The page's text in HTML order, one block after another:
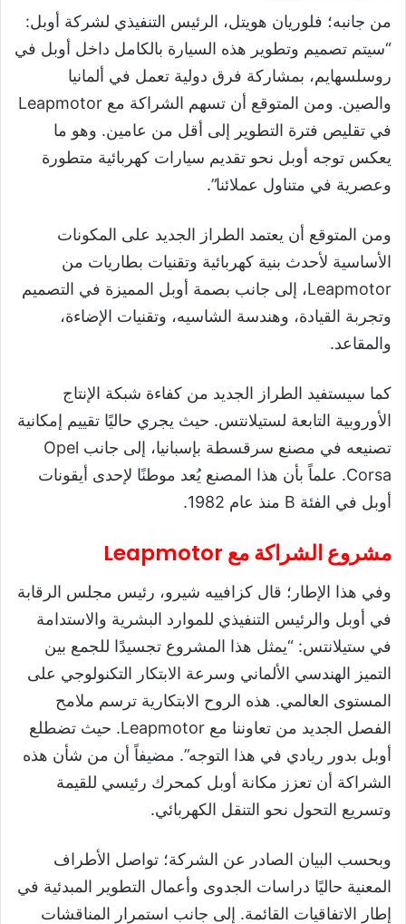
من جانبه؛ فلوريان هويتل، الرئيس التنفيذي لشركة أوبل:
“سيتم تصميم وتطوير هذه السيارة بالكامل داخل أوبل في
روسلسهايم، بمشاركة فرق دولية تعمل في ألمانيا
والصين. ومن المتوقع أن تسهم الشراكة مع Leapmotor
في تقليص فترة التطوير إلى أقل من عامين. وهو ما
يعكس توجه أوبل نحو تقديم سيارات كهربائية متطورة
وعصرية في متناول عملائنا”.
ومن المتوقع أن يعتمد الطراز الجديد على المكونات
الأساسية لأحدث بنية كهربائية وتقنيات بطاريات من
Leapmotor، إلى جانب بصمة أوبل المميزة في التصميم
وتجربة القيادة، وهندسة الشاسيه، وتقنيات الإضاءة،
والمقاعد.
كما سيستفيد الطراز الجديد من كفاءة شبكة الإنتاج
الأوروبية التابعة لستيلانتس. حيث يجري حاليًا تقييم إمكانية
تصنيعه في مصنع سرقسطة بإسبانيا، إلى جانب Opel
Corsa. علماً بأن هذا المصنع يُعد موطنًا لإحدى أيقونات
أوبل في الفئة B منذ عام 1982.
مشروع الشراكة مع Leapmotor
وفي هذا الإطار؛ قال كزافييه شيرو، رئيس مجلس الرقابة
في أوبل والرئيس التنفيذي للموارد البشرية والاستدامة
في ستيلانتس: “يمثل هذا المشروع تجسيدًا للجمع بين
التميز الهندسي الألماني وسرعة الابتكار التكنولوجي على
المستوى العالمي. هذه الروح الابتكارية ترسم ملامح
الفصل الجديد من تعاوننا مع Leapmotor. حيث تضطلع
أوبل بدور ريادي في هذا التوجه”. مضيفاً أن من شأن هذه
الشراكة أن تعزز مكانة أوبل كمحرك رئيسي للقيمة
وتسريع التحول نحو التنقل الكهربائي.
وبحسب البيان الصادر عن الشركة؛ تواصل الأطراف
المعنية حاليًا دراسات الجدوى وأعمال التطوير المبدئية في
إطار الاتفاقيات القائمة. إلى جانب استمرار المناقشات